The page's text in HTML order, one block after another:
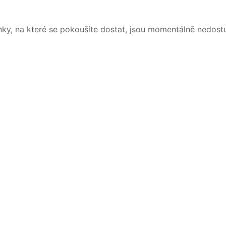
na které se pokoušíte dostat, jsou momentálně